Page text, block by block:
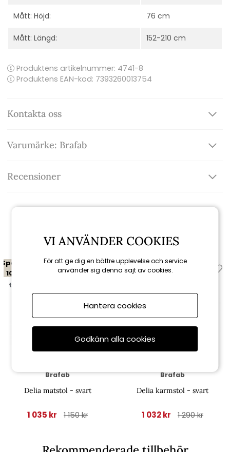
Mått: Höjd: 76 cm
Mått: Längd: 152-210 cm
Produktens artikelnummer: 4741-8
Produktens EAN-kod: 7393260013754
Kontakta oss
Varumärke: Brafab
Recensioner
Spara
10%
till 16/8
Brafab
Delia matstol - svart
1 035 kr 1 150 kr
Spara
20%
Brafab
Delia karmstol - svart
1 032 kr 1 290 kr
VI ANVÄNDER COOKIES
För att ge dig en bättre upplevelse och service
använder sig denna sajt av cookies.
Hantera cookies
Godkänn alla cookies